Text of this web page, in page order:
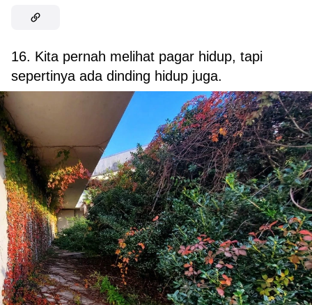
16. Kita pernah melihat pagar hidup, tapi
sepertinya ada dinding hidup juga.